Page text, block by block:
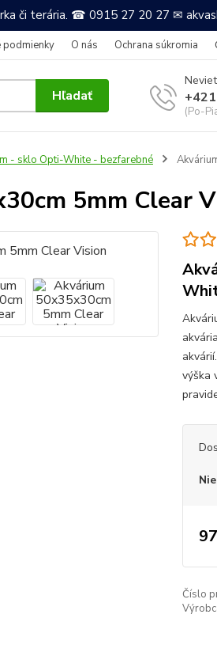
či terária. ☎ 0915 27 20 27 ✉
podmienky O nás Ochrana súkromia
Hľadať
(Po-
- sklo Opti-White - bezfarebné
5mm Clear
výška
Číslo